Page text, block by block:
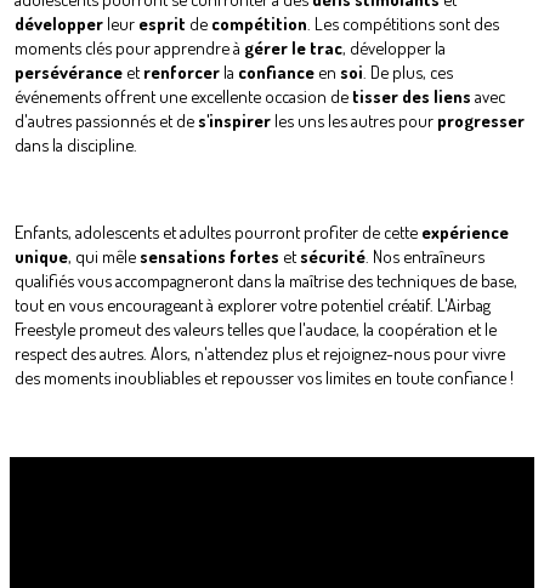
développer leur esprit de compétition . Les compétitions sont des
moments clés pour apprendre à gérer le trac, développer la
persévérance etrenforcer la confiance en soi . De plus, ces
événements offrent une excellente occasion de tisser des liens avec
d'autres passionnés et des'inspirer les uns les autres pour progresser
dans la discipline.
Enfants, adolescents et adultes pourront profiter de cette expérience
unique, qui mêlesensations fortes etsécurité . Nos entraîneurs
qualifiés vous accompagneront dans la maîtrise des techniques de base,
tout en vous encourageant à explorer votre potentiel créatif. L'Airbag
Freestyle promeut des valeurs telles que l'audace, la coopération et le
respect des autres. Alors, n'attendez plus et rejoignez-nous pour vivre
des moments inoubliables et repousser vos limites en toute confiance !